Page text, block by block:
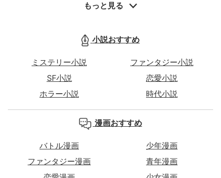
もっと見る
小説おすすめ
ミステリー小説
ファンタジー小説
SF小説
恋愛小説
ホラー小説
時代小説
漫画おすすめ
バトル漫画
少年漫画
ファンタジー漫画
青年漫画